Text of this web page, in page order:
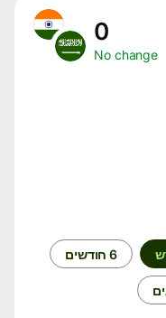
No change
6 חודשים